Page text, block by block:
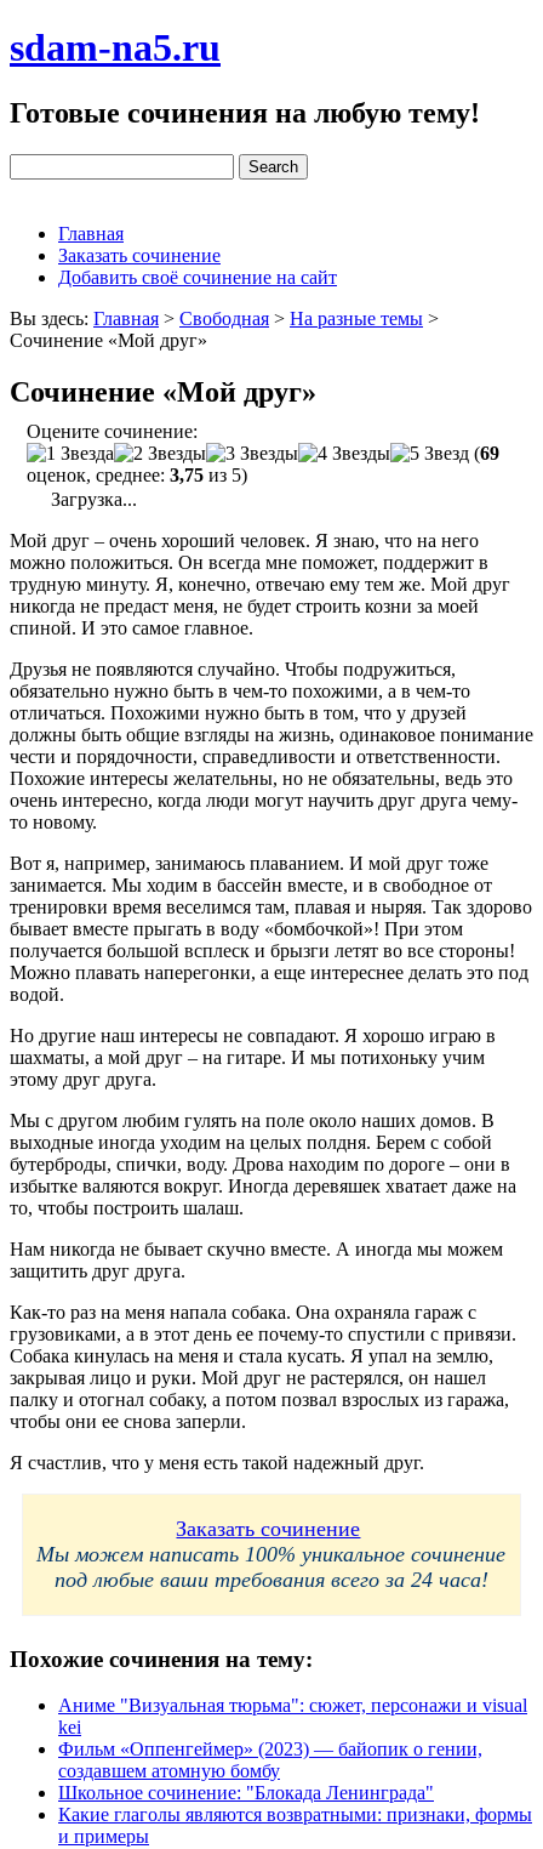
sdam-na5.ru
Готовые сочинения на любую тему!
Главная
Заказать сочинение
Добавить своё сочинение на сайт
Вы здесь: Главная > Свободная > На разные темы >
Сочинение «Мой друг»
Сочинение «Мой друг»
Оцените сочинение:
(69
оценок, среднее: 3,75 из 5)
Загрузка...
Мой друг – очень хороший человек. Я знаю, что на него
можно положиться. Он всегда мне поможет, поддержит в
трудную минуту. Я, конечно, отвечаю ему тем же. Мой друг
никогда не предаст меня, не будет строить козни за моей
спиной. И это самое главное.
Друзья не появляются случайно. Чтобы подружиться,
обязательно нужно быть в чем-то похожими, а в чем-то
отличаться. Похожими нужно быть в том, что у друзей
должны быть общие взгляды на жизнь, одинаковое понимание
чести и порядочности, справедливости и ответственности.
Похожие интересы желательны, но не обязательны, ведь это
очень интересно, когда люди могут научить друг друга чему-
то новому.
Вот я, например, занимаюсь плаванием. И мой друг тоже
занимается. Мы ходим в бассейн вместе, и в свободное от
тренировки время веселимся там, плавая и ныряя. Так здорово
бывает вместе прыгать в воду «бомбочкой»! При этом
получается большой всплеск и брызги летят во все стороны!
Можно плавать наперегонки, а еще интереснее делать это под
водой.
Но другие наш интересы не совпадают. Я хорошо играю в
шахматы, а мой друг – на гитаре. И мы потихоньку учим
этому друг друга.
Мы с другом любим гулять на поле около наших домов. В
выходные иногда уходим на целых полдня. Берем с собой
бутерброды, спички, воду. Дрова находим по дороге – они в
избытке валяются вокруг. Иногда деревяшек хватает даже на
то, чтобы построить шалаш.
Нам никогда не бывает скучно вместе. А иногда мы можем
защитить друг друга.
Как-то раз на меня напала собака. Она охраняла гараж с
грузовиками, а в этот день ее почему-то спустили с привязи.
Собака кинулась на меня и стала кусать. Я упал на землю,
закрывая лицо и руки. Мой друг не растерялся, он нашел
палку и отогнал собаку, а потом позвал взрослых из гаража,
чтобы они ее снова заперли.
Я счастлив, что у меня есть такой надежный друг.
Заказать сочинение
Мы можем написать 100% уникальное сочинение
под любые ваши требования всего за 24 часа!
Похожие сочинения на тему:
Аниме "Визуальная тюрьма": сюжет, персонажи и visual
kei
Фильм «Оппенгеймер» (2023) — байопик о гении,
создавшем атомную бомбу
Школьное сочинение: "Блокада Ленинграда"
Какие глаголы являются возвратными: признаки, формы
и примеры